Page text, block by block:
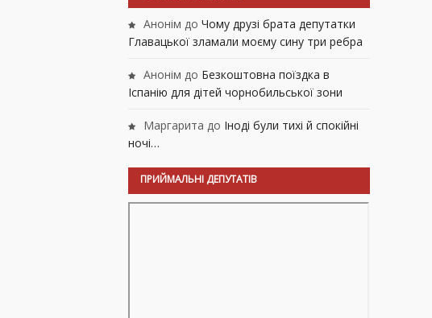
Анонім до Чому друзі брата депутатки
Главацької зламали моєму сину три ребра
Анонім до Безкоштовна поїздка в
Іспанію для дітей чорнобильської зони
Маргарита до Іноді були тихі й спокійні
ночі…
ПРИЙМАЛЬНІ ДЕПУТАТІВ